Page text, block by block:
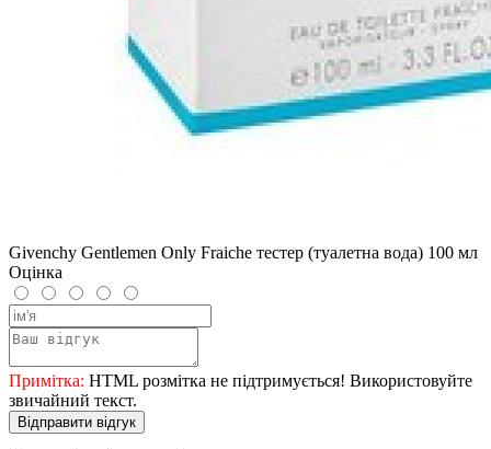
Givenchy Gentlemen Only Fraiche тестер (туалетна вода) 100 мл
Оцінка
Примітка: HTML розмітка не підтримується! Використовуйте
звичайний текст.
Відправити відгук